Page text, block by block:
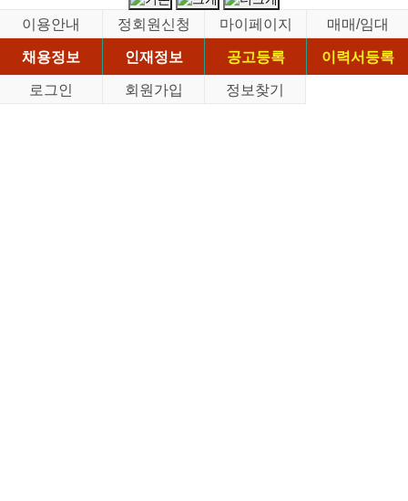
이용안내 정회원신청 마이페이지
매매/임대
채용정보
인재정보 공고등록
이력서등록
로그인
회원가입 정보찾기